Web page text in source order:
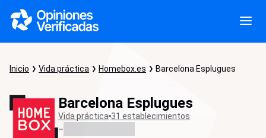
Inicio Vida práctica Homebox.es Barcelona Esplugues
Barcelona Esplugues
Vida práctica 31 establecimientos
-